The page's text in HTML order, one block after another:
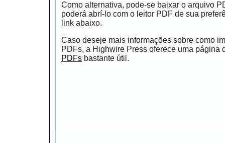
Como alternativa, pode-se baixar o arquivo
poderá abrí-lo com o leitor PDF de sua
link abaixo.
Caso deseje mais informações sobre como
PDFs, a Highwire Press oferece uma página
PDFs bastante útil.